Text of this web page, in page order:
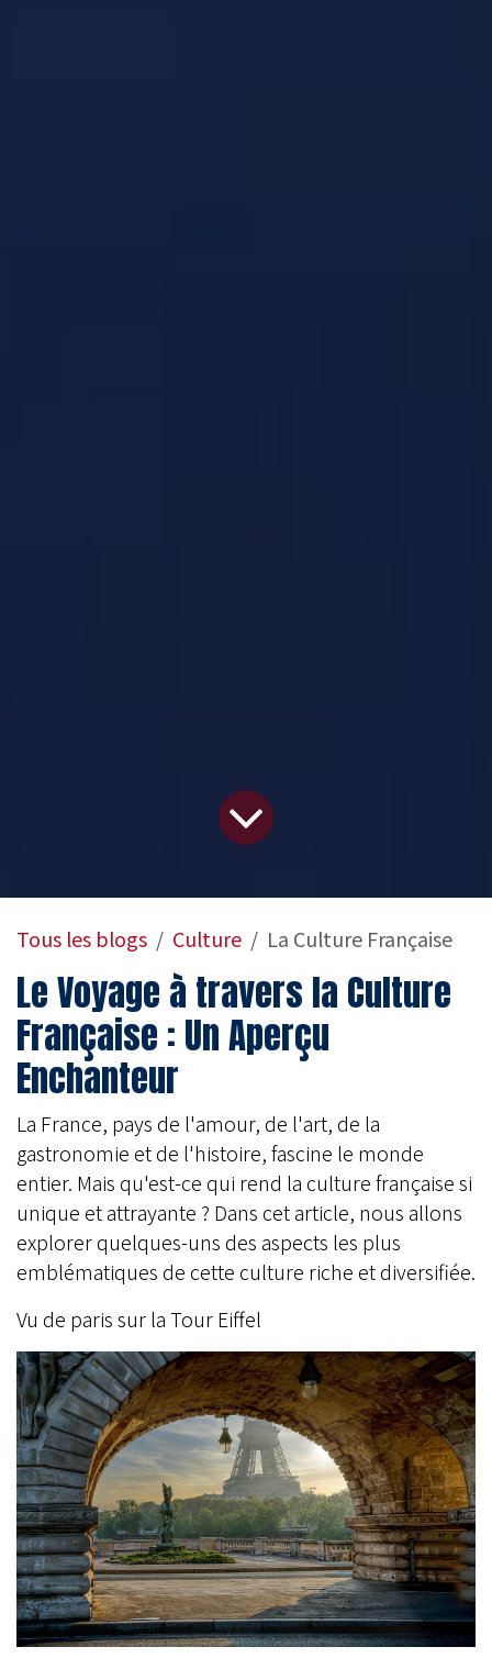
Tous les blogs Culture La Culture Française
Le Voyage à travers la Culture
Française : Un Aperçu
Enchanteur
La France, pays de l'amour, de l'art, de la
gastronomie et de l'histoire, fascine le monde
entier. Mais qu'est-ce qui rend la culture française si
unique et attrayante ? Dans cet article, nous allons
explorer quelques-uns des aspects les plus
emblématiques de cette culture riche et diversifiée.
Vu de paris sur la Tour Eiffel